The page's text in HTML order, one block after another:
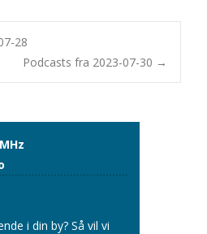
28
Podcasts fra 2023-07-30 →
i din by? Så vil vi